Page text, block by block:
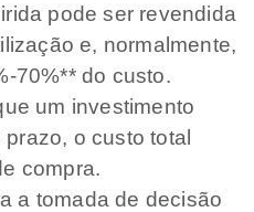
pode ser revendida
e, normalmente,
70%** do custo.
um investimento
o custo total
compra.
a tomada de decisão